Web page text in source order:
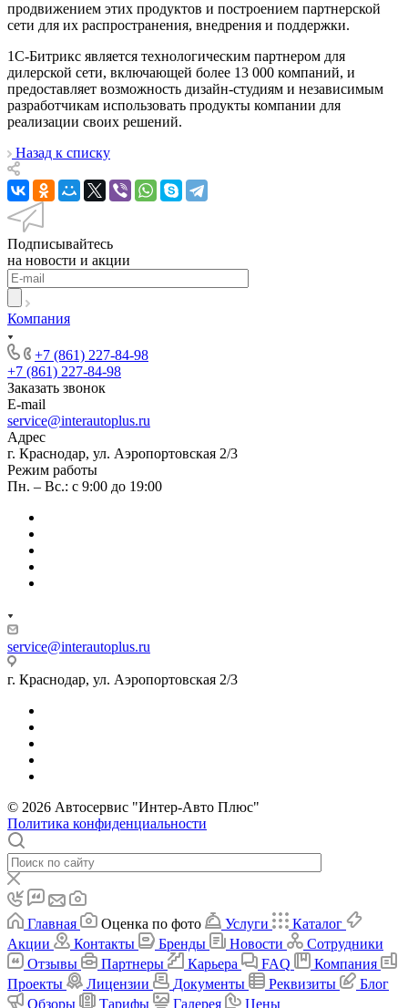
продвижением этих продуктов и построением партнерской
сети для их распространения, внедрения и поддержки.
1С-Битрикс является технологическим партнером для
дилерской сети, включающей более 13 000 компаний, и
предоставляет возможность дизайн-студиям и независимым
разработчикам использовать продукты компании для
реализации своих решений.
Назад к списку
Подписывайтесь
на новости и акции
Компания
+7 (861) 227-84-98
+7 (861) 227-84-98
Заказать звонок
E-mail
service@interautoplus.ru
Адрес
г. Краснодар, ул. Аэропортовская 2/3
Режим работы
Пн. – Вс.: с 9:00 до 19:00
service@interautoplus.ru
г. Краснодар, ул. Аэропортовская 2/3
© 2026 Автосервис "Интер-Авто Плюс"
Политика конфиденциальности
Главная Оценка по фото Услуги
Каталог
Акции
Контакты Бренды Новости
Сотрудники
Отзывы
Партнеры Карьера FAQ
Компания
Проекты
Лицензии Документы Реквизиты
Блог
Обзоры
Тарифы Галерея Цены